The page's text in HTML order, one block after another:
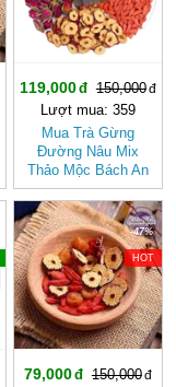
119,000
150,000
Lượt mua: 359
Mua Trà Gừng
Đường Nâu Mix
Thảo Mộc Bách An
Khang – Thơm Ấm
Tự Nhiên, Dễ Uống
-47%
HOT
79,000
150,000